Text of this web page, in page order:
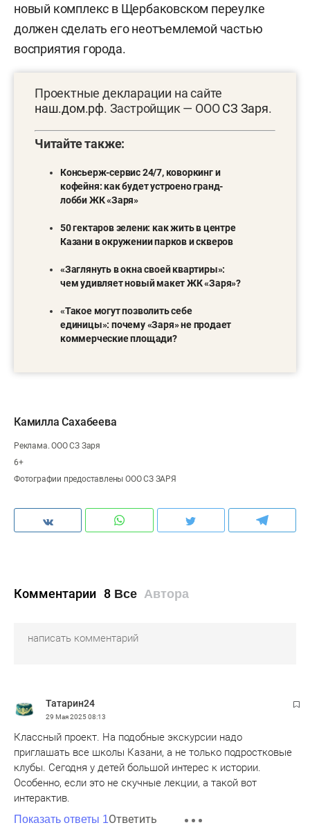
новый комплекс в Щербаковском переулке
должен сделать его неотъемлемой частью
восприятия города.
Проектные декларации на сайте
наш.дом.рф. Застройщик — ОООСЗ Заря.
Читайте также:
Консьерж-сервис 24/7, коворкинг и
кофейня: как будет устроено гранд-
лобби ЖК «Заря»
50 гектаров зелени: как жить в центре
Казани в окружении парков и скверов
«Заглянуть в окна своей квартиры»:
чем удивляет новый макет ЖК «Заря»?
«Такое могут позволить себе
единицы»: почему «Заря» не продает
коммерческие площади?
Камилла Сахабеева
Реклама. ООО СЗ Заря
6+
Фотографии предоставлены ООО СЗ ЗАРЯ
Комментарии 8 Все Автора
Татарин24
29 Мая 202508:13
Классный проект. На подобные экскурсии надо
приглашать все школы Казани, а не только подростковые
клубы. Сегодня у детей большой интерес к истории.
Особенно, если это не скучные лекции, а такой вот
интерактив.
Показать ответы 1Ответить